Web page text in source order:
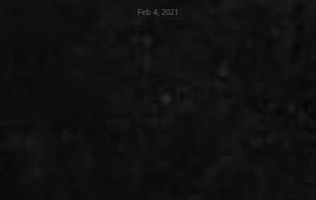
Feb 4, 2021